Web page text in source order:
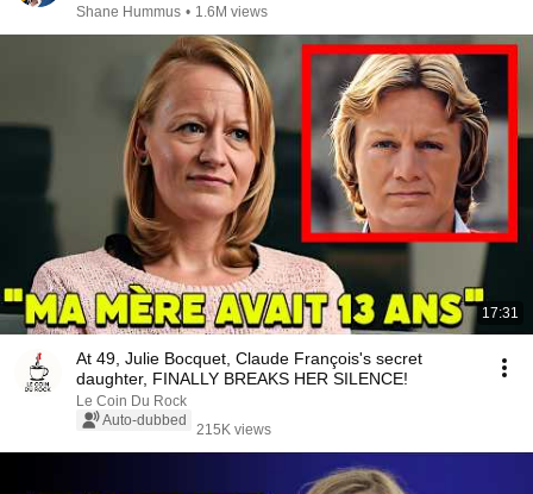
Shane Hummus • 1.6M views
17:31
At 49, Julie Bocquet, Claude François's secret
daughter, FINALLY BREAKS HER SILENCE!
Le Coin Du Rock
Auto-dubbed
215K views